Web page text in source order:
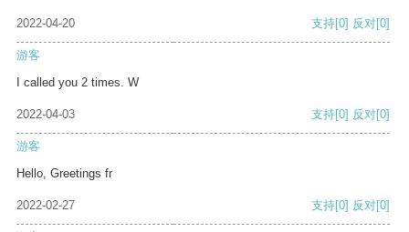
2022-04-20 支持[0] 反对[0]
游客
I called you 2 times. W
2022-04-03 支持[0] 反对[0]
游客
Hello, Greetings fr
2022-02-27 支持[0] 反对[0]